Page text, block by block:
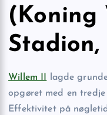
(Koning
Willem II lagde
opgøret med en
Effektivitet på